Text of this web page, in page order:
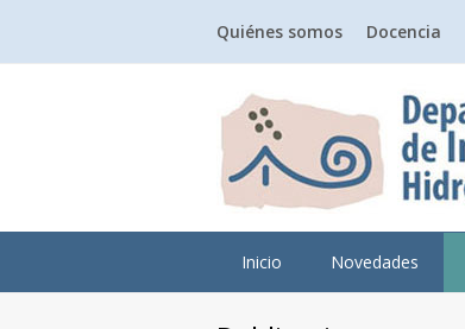
Quiénes somos Docencia
Inicio Novedades